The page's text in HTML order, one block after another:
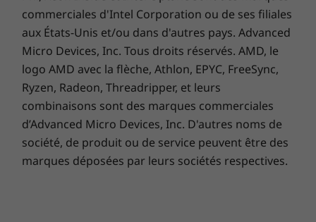
Les dernières applications n’attendent
que vous
Accédez au Google Play Store et découvrez un
nouveau monde de divertissement sur le
Chromebook C340 (15"). Dès que vous vous
connectez, des millions d’applications sont
mises à votre disposition, vous permettant
ainsi de profiter d’une bibliothèque riche en
commerciales d'Intel Corporation ou de ses filiales
aux États-Unis et/ou dans d'autres pays. Advanced
Micro Devices, Inc. Tous droits réservés. AMD, le
logo AMD avec la flèche, Athlon, EPYC, FreeSync,
Ryzen, Radeon, Threadripper, et leurs
combinaisons sont des marques commerciales
d’Advanced Micro Devices, Inc. D'autres noms de
société, de produit ou de service peuvent être des
marques déposées par leurs sociétés respectives.